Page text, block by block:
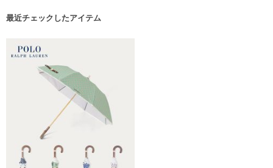
最近チェックしたアイテム